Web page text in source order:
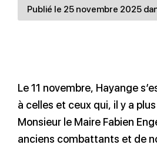
Publié le 25 novembre 2025
Le 11 novembre, Hayange
à celles et ceux qui, il y a
Monsieur le Maire Fabien
anciens combattants et de